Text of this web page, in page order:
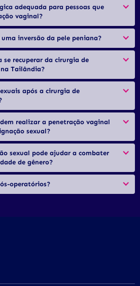
adequada para pessoas que
vaginal?
inversão da pele peniana?
recuperar da cirurgia de
Tailândia?
após a cirurgia de
realizar a penetração vaginal
sexual?
sexual pode ajudar a combater
de gênero?
operatórios?